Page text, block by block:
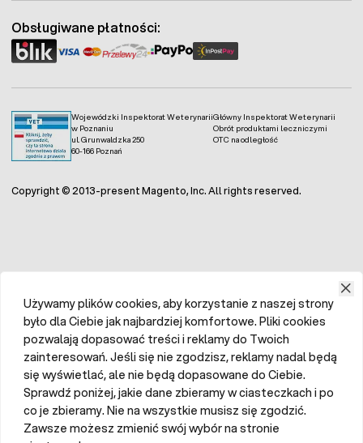
Wojewódzki Inspektorat Weterynarii
w Poznaniu
ul. Grunwaldzka 250
60-166 Poznań
Główny Inspektorat Weterynarii
Obrót produktami leczniczymi
OTC na odległość
Obsługiwane płatności:
Copyright © 2013-present Magento, Inc. All rights reserved.
Używamy plików cookies, aby korzystanie z naszej strony
było dla Ciebie jak najbardziej komfortowe. Pliki cookies
pozwalają dopasować treści i reklamy do Twoich
zainteresowań. Jeśli się nie zgodzisz, reklamy nadal będą
się wyświetlać, ale nie będą dopasowane do Ciebie.
Sprawdź poniżej, jakie dane zbieramy w ciasteczkach i po
co je zbieramy. Nie na wszystkie musisz się zgodzić.
Zawsze możesz zmienić swój wybór na stronie